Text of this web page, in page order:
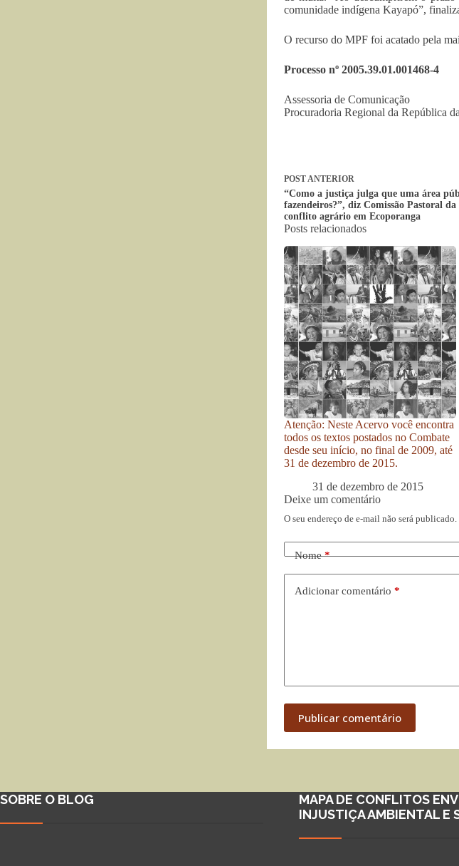
comunidade indígena Kayapó”,
O recurso do MPF foi acatado pela
Processo nº 2005.39.01.001468-4
Assessoria de Comunicação
Procuradoria Regional da República
POSTANTERIOR
“Como a justiça julga que uma área
fazendeiros?”, diz Comissão Pastoral
conflito agrário em Ecoporanga
Posts relacionados
Atenção: Neste Acervo você encontra
todos os textos postados no Combate
desde seu início, no final de 2009, até
31 de dezembro de 2015.
31 de dezembro de 2015
Deixe um comentário
O seu endereço de e-mail não será publicado.
Nome*
Adicionar comentário *
Publicar comentário
SOBRE O BLOG
MAPA DE CONFLITOS
INJUSTIÇA AMBIENTAL E